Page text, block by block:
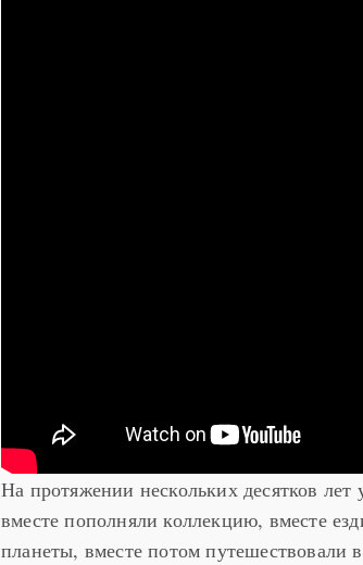
На протяжении нескольких десятков
вместе пополняли коллекцию, вместе
планеты, вместе потом